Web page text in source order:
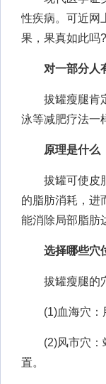
性疾病。可近网
果，果真如此吗?
对一部分人
拔罐瘦腿肯定
泳等减肥疗法一
原理是什么
拔罐可使皮脂
的脂肪消耗，进
能消除局部脂肪
选择哪些穴
拔罐瘦腿的穴
(1)血海穴：用
(2)风市穴：站
置。